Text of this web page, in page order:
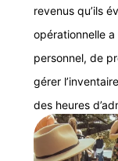
revenus qu’ils
opérationnelle a
personnel, de
gérer
des heures